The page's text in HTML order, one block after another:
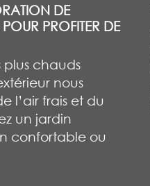
DE
PROFITER DE
plus chauds
nous
l’air frais et du
un jardin
confortable ou